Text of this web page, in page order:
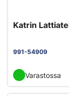
Katrin
991-54909
Varastossa